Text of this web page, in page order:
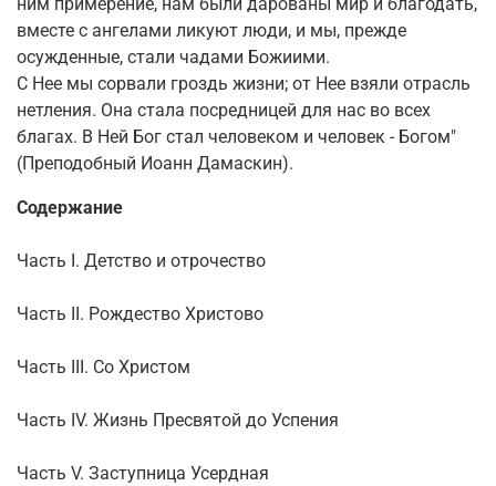
вместе с ангелами ликуют люди, и мы, прежде
осужденные, стали чадами Божиими.
С Нее мы сорвали гроздь жизни; от Нее взяли отрасль
нетления. Она стала посредницей для нас во всех
благах. В Ней Бог стал человеком и человек - Богом"
(Преподобный Иоанн Дамаскин).
Содержание
Часть I. Детство и отрочество
Часть II. Рождество Христово
Часть III. Со Христом
Часть IV. Жизнь Пресвятой до Успения
Часть V. Заступница Усердная